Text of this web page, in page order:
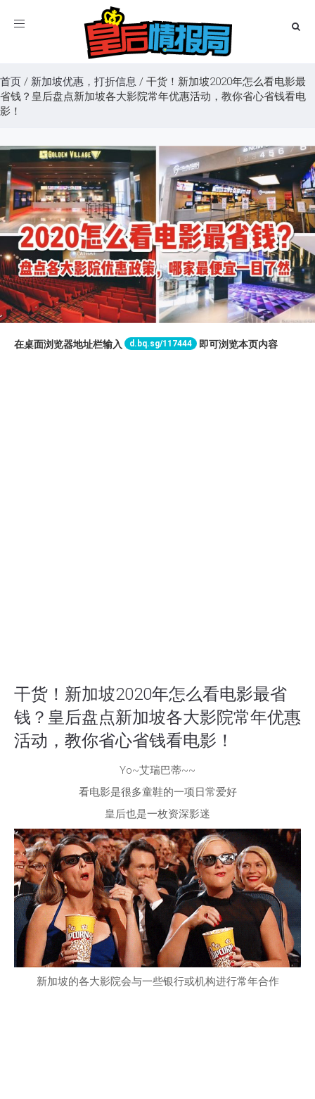
Toggle
首页 / 新加坡优惠，打折信息 / 干货！新加坡2020年怎么看电影最
省钱？皇后盘点新加坡各大影院常年优惠活动，教你省心省钱看电
影！
在桌面浏览器地址栏输入 d.bq.sg/117444 即可浏览本页内容
干货！新加坡2020年怎么看电影最省
钱？皇后盘点新加坡各大影院常年优惠
活动，教你省心省钱看电影！
Yo~艾瑞巴蒂~~
看电影是很多童鞋的一项日常爱好
皇后也是一枚资深影迷
新加坡的各大影院会与一些银行或机构进行常年合作